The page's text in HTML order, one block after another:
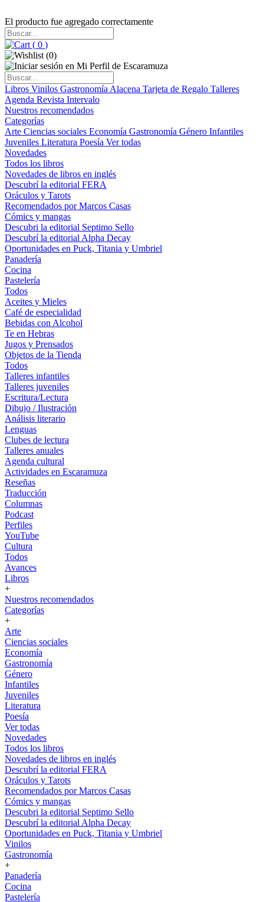
El producto fue agregado correctamente
( 0 )
(0)
Libros Vinilos Gastronomía Alacena Tarjeta de Regalo Talleres
Agenda Revista Intervalo
Nuestros recomendados
Categorías
Arte Ciencias sociales Economía Gastronomía Género Infantiles
Juveniles Literatura Poesía Ver todas
Novedades
Todos los libros
Novedades de libros en inglés
Descubrí la editorial FERA
Oráculos y Tarots
Recomendados por Marcos Casas
Cómics y mangas
Descubri la editorial Septimo Sello
Descubrí la editorial Alpha Decay
Oportunidades en Puck, Titania y Umbriel
Panadería
Cocina
Pastelería
Todos
Aceites y Mieles
Café de especialidad
Bebidas con Alcohol
Te en Hebras
Jugos y Prensados
Objetos de la Tienda
Todos
Talleres infantiles
Talleres juveniles
Escritura/Lectura
Dibujo / Ilustración
Análisis literario
Lenguas
Clubes de lectura
Talleres anuales
Agenda cultural
Actividades en Escaramuza
Reseñas
Traducción
Columnas
Podcast
Perfiles
YouTube
Cultura
Todos
Avances
Libros
+
Nuestros recomendados
Categorías
+
Arte
Ciencias sociales
Economía
Gastronomía
Género
Infantiles
Juveniles
Literatura
Poesía
Ver todas
Novedades
Todos los libros
Novedades de libros en inglés
Descubrí la editorial FERA
Oráculos y Tarots
Recomendados por Marcos Casas
Cómics y mangas
Descubri la editorial Septimo Sello
Descubrí la editorial Alpha Decay
Oportunidades en Puck, Titania y Umbriel
Vinilos
Gastronomía
+
Panadería
Cocina
Pastelería